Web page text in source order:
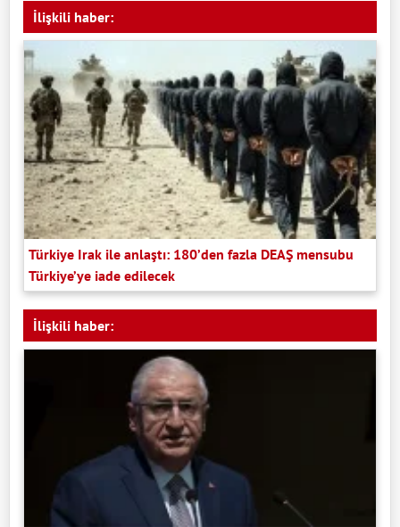
İlişkili haber:
Türkiye Irak ile anlaştı: 180’den fazla DEAŞ mensubu
Türkiye’ye iade edilecek
İlişkili haber: